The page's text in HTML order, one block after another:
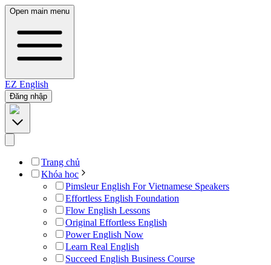
Open main menu
EZ English
Đăng nhập
Trang chủ
Khóa học
Pimsleur English For Vietnamese Speakers
Effortless English Foundation
Flow English Lessons
Original Effortless English
Power English Now
Learn Real English
Succeed English Business Course